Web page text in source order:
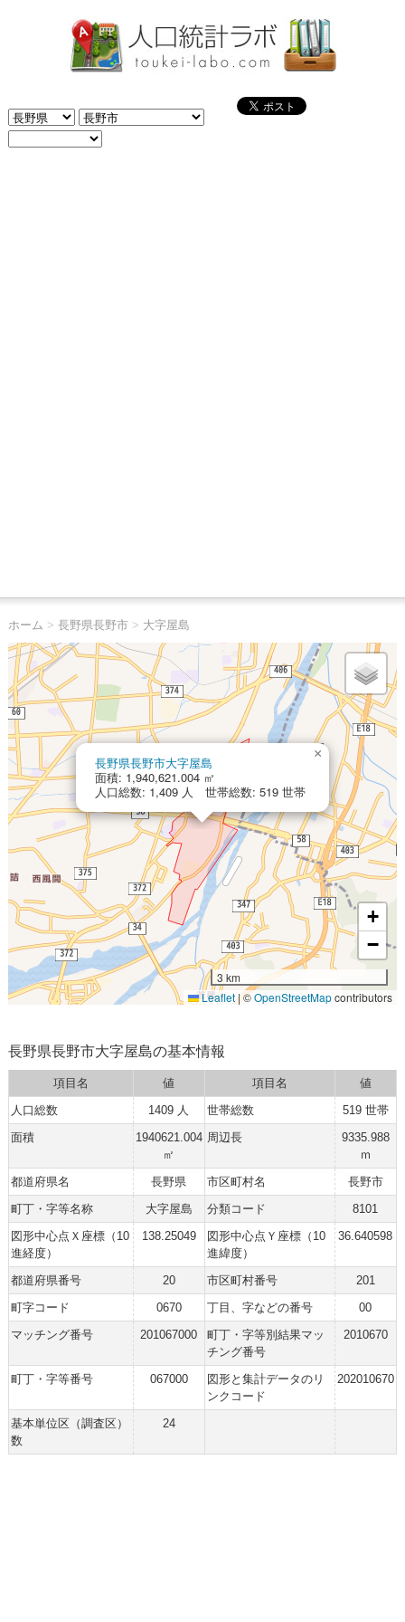
ホーム > 長野県長野市> 大字屋島
長野県長野市大字屋島
面積: 1,940,621.004 ㎡
人口総数: 1,409 人 世帯総数: 519 世帯
×
+
−
3 km
Leaflet | ©OpenStreetMapcontributors
長野県長野市大字屋島の基本情報
項目名 値 項目名
値
人口総数
1409 人 世帯総数
519 世帯
面積
1940621.004
㎡
周辺長
9335.988
ｍ
都道府県名
長野県 市区町村名
長野市
町丁・字等名称
大字屋島 分類コード
8101
図形中心点Ｘ座標（10
進経度）
138.25049
図形中心点Ｙ座標（10
進緯度）
36.640598
都道府県番号 20 市区町村番号
201
町字コード
0670 丁目、字などの番号
00
マッチング番号
201067000
町丁・字等別結果マッ
チング番号
2010670
町丁・字等番号 067000
図形と集計データのリ
ンクコード
202010670
基本単位区（調査区）
数
24